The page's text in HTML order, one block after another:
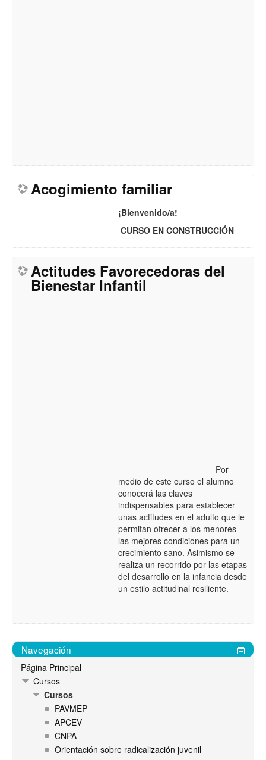
Acogimiento familiar
¡Bienvenido/a!
CURSO EN CONSTRUCCIÓN
Actitudes Favorecedoras del
Bienestar Infantil
Por
medio de este curso el alumno
conocerá las claves
indispensables para establecer
unas actitudes en el adulto que le
permitan ofrecer a los menores
las mejores condiciones para un
crecimiento sano. Asimismo se
realiza un recorrido por las etapas
del desarrollo en la infancia desde
un estilo actitudinal resiliente.
Navegación
Página Principal
Cursos
Cursos
PAVMEP
APCEV
CNPA
Orientación sobre radicalización juvenil